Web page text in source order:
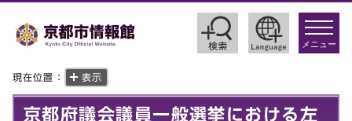
toggle
メニュー
現在位置： 表示
京都府議会議員一般選挙における左